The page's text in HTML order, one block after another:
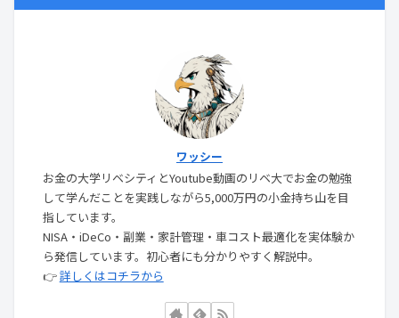
ワッシー
お金の大学リベシティとYoutube動画のリベ大でお金の勉強
して学んだことを実践しながら5,000万円の小金持ち山を目
指しています。
NISA・iDeCo・副業・家計管理・車コスト最適化を実体験か
ら発信しています。初心者にも分かりやすく解説中。
👉詳しくはコチラから